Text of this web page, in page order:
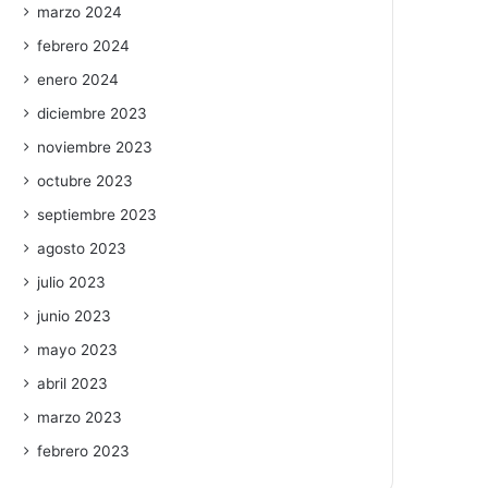
marzo 2024
febrero 2024
enero 2024
diciembre 2023
noviembre 2023
octubre 2023
septiembre 2023
agosto 2023
julio 2023
junio 2023
mayo 2023
abril 2023
marzo 2023
febrero 2023